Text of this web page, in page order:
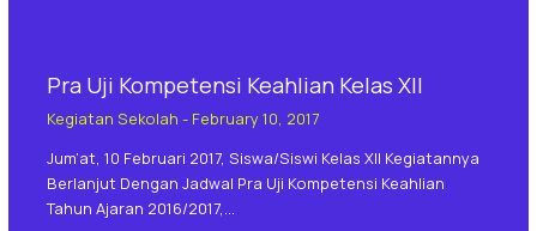
Pra Uji Kompetensi Keahlian Kelas XII
Kegiatan Sekolah - February 10, 2017
Jum’at, 10 Februari 2017, Siswa/siswi Kelas XII Kegiatannya
Berlanjut Dengan Jadwal Pra Uji Kompetensi Keahlian
Tahun Ajaran 2016/2017,…